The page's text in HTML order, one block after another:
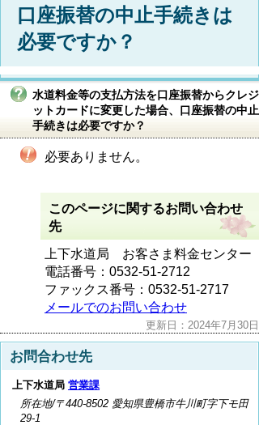
口座振替の中止手続きは
必要ですか？
水道料金等の支払方法を口座振替からクレジ
ットカードに変更した場合、口座振替の中止
手続きは必要ですか？
必要ありません。
このページに関するお問い合わせ
先
上下水道局 お客さま料金センター
電話番号：0532-51-2712
ファックス番号：0532-51-2717
メールでのお問い合わせ
更新日：2024年7月30日
お問合わせ先
上下水道局 営業課
所在地/〒440-8502 愛知県豊橋市牛川町字下モ田
29-1